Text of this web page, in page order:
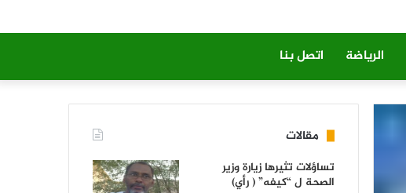
الرياضة اتصل بنا
مقالات
تساؤلات تثيرها زيارة وزير
الصحة ل “كيفه” ( رأي)